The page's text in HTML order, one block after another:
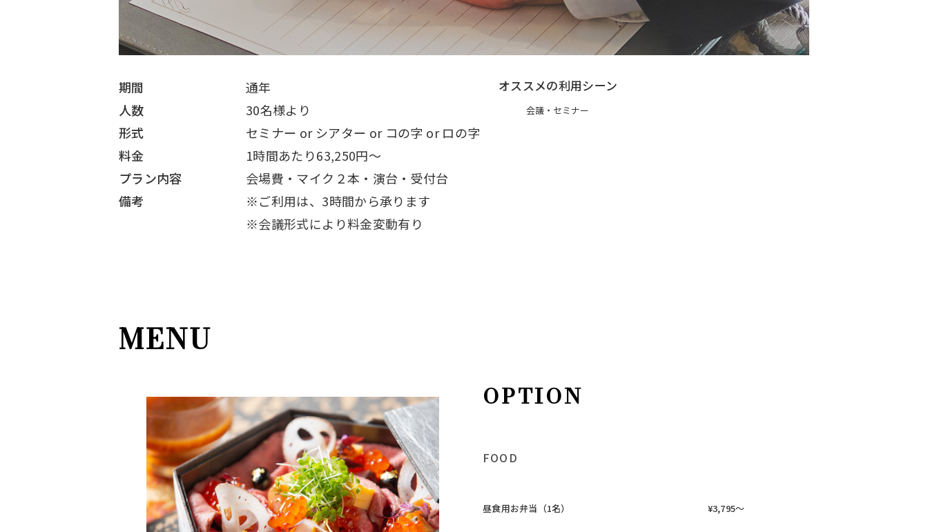
期間
通年
人数
30名様より
形式
セミナー or シアター or コの字 or ロの字
料金
1時間あたり63,250円〜
プラン内容
会場費・マイク２本・演台・受付台
備考
※ご利用は、3時間から承ります
※会議形式により料金変動有り
オススメの利用シーン
会議・セミナー
MENU
OPTION
FOOD
昼食用お弁当（1名） ¥3,795〜